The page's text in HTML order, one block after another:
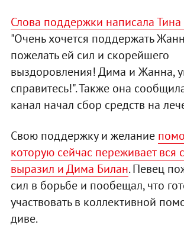
Слова поддержки написала
"Очень хочется поддержать
пожелать ей сил и скорейшего
выздоровления! Дима и Жанна,
справитесь!". Также она
канал начал сбор средств на
Свою поддержку и желание
которую сейчас переживает вся
выразил и Дима Билан. Певец
сил в борьбе и пообещал, что
участвовать в коллективной
диве.